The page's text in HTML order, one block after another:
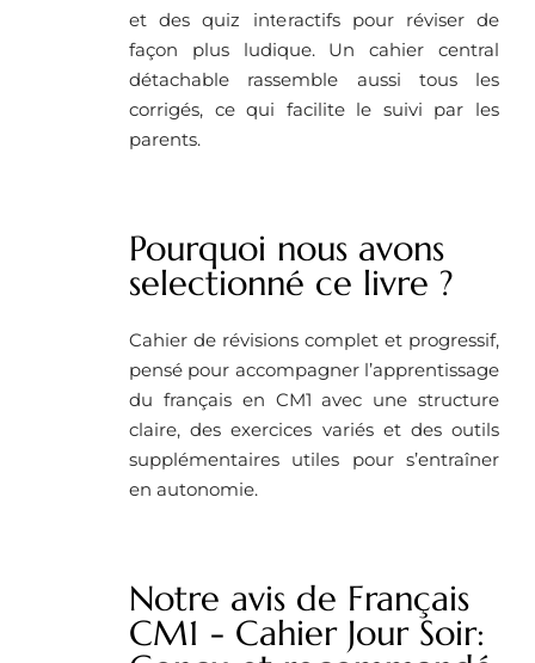
et des quiz interactifs pour réviser de
façon plus ludique. Un cahier central
détachable rassemble aussi tous les
corrigés, ce qui facilite le suivi par les
parents.
Pourquoi nous avons
selectionné ce livre ?
Cahier de révisions complet et progressif,
pensé pour accompagner l’apprentissage
du français en CM1 avec une structure
claire, des exercices variés et des outils
supplémentaires utiles pour s’entraîner
en autonomie.
Notre avis de Français
CM1 - Cahier Jour Soir: